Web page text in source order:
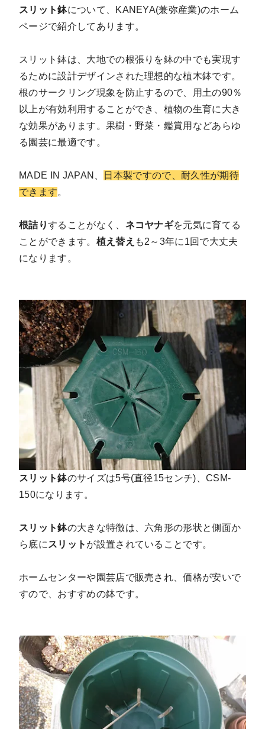
スリット鉢について、KANEYA(兼弥産業)のホーム
ページで紹介してあります。
スリット鉢は、大地での根張りを鉢の中でも実現す
るために設計デザインされた理想的な植木鉢です。
根のサークリング現象を防止するので、用土の90％
以上が有効利用することができ、植物の生育に大き
な効果があります。果樹・野菜・鑑賞用などあらゆ
る園芸に最適です。
MADE IN JAPAN、
日本製ですので、耐久性が期待
できます。
根詰りすることがなく、 ネコヤナギを元気に育てる
ことができます。 植え替え も2～3年に1回で大丈夫
になります。
スリット鉢のサイズは5号(直径15センチ)、CSM-
150になります。
スリット鉢の大きな特徴は、六角形の形状と側面か
ら底に スリット が設置されていることです。
ホームセンターや園芸店で販売され、価格が安いで
すので、おすすめの鉢です。